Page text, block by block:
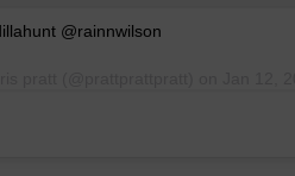
@rainnwilson